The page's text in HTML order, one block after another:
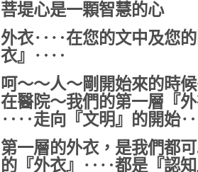
菩堤心是一顆智慧的心
外衣‥‥在您的文中及您
衣』‥‥
呵～～人～剛開始來的時
在醫院～我們的第一層『
‥‥走向『文明』的開始
第一層的外衣，是我們都
的『外衣』‥‥都是『認